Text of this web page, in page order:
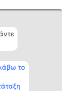
το